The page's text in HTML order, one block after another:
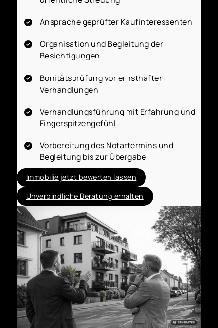
Ansprache geprüfter Kaufinteressenten
Organisation und Begleitung der
Besichtigungen
Bonitätsprüfung vor ernsthaften
Verhandlungen
Verhandlungsführung mit Erfahrung und
Fingerspitzengefühl
Vorbereitung des Notartermins und
Begleitung bis zur Übergabe
Immobilie jetzt bewerten lassen
Unverbindliche Beratung erhalten